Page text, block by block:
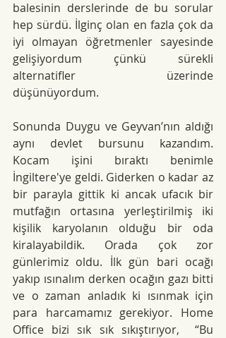
balesinin derslerinde de bu sorular
hep sürdü. İlginç olan en fazla çok da
iyi olmayan öğretmenler sayesinde
gelişiyordum çünkü sürekli
alternatifler üzerinde
düşünüyordum.
Sonunda Duygu ve Geyvan’nın aldığı
aynı devlet bursunu kazandım.
Kocam işini bıraktı benimle
İngiltere'ye geldi. Giderken o kadar az
bir parayla gittik ki ancak ufacık bir
mutfağın ortasına yerleştirilmiş iki
kişilik karyolanın olduğu bir oda
kiralayabildik. Orada çok zor
günlerimiz oldu. İlk gün bari ocağı
yakıp ısınalım derken ocağın gazı bitti
ve o zaman anladık ki ısınmak için
para harcamamız gerekiyor. Home
Office bizi sık sık sıkıştırıyor,  “Bu